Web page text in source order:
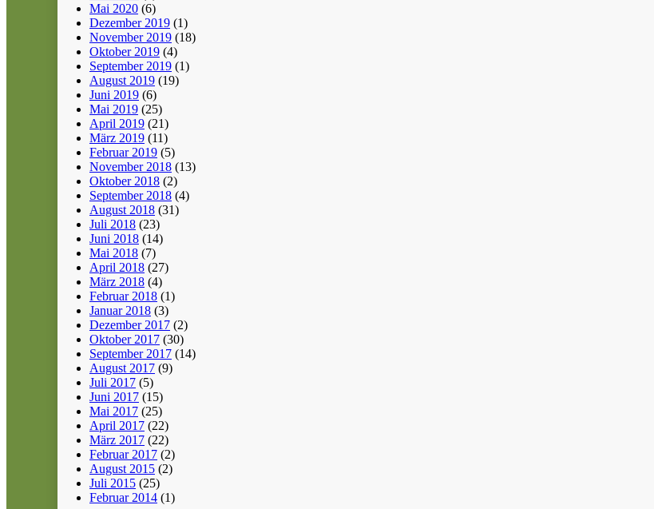
Mai 2020 (6)
Dezember 2019 (1)
November 2019 (18)
Oktober 2019 (4)
September 2019 (1)
August 2019 (19)
Juni 2019 (6)
Mai 2019 (25)
April 2019 (21)
März 2019 (11)
Februar 2019 (5)
November 2018 (13)
Oktober 2018 (2)
September 2018 (4)
August 2018 (31)
Juli 2018 (23)
Juni 2018 (14)
Mai 2018 (7)
April 2018 (27)
März 2018 (4)
Februar 2018 (1)
Januar 2018 (3)
Dezember 2017 (2)
Oktober 2017 (30)
September 2017 (14)
August 2017 (9)
Juli 2017 (5)
Juni 2017 (15)
Mai 2017 (25)
April 2017 (22)
März 2017 (22)
Februar 2017 (2)
August 2015 (2)
Juli 2015 (25)
Februar 2014 (1)